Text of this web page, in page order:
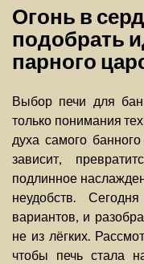
Огонь в
подобрать
парного
Выбор печи для
только понимания
духа самого
зависит,
подлинное
неудобств.
вариантов, и
не из лёгких.
чтобы печь стала